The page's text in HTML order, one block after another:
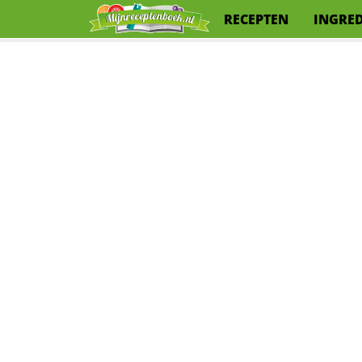
RECEPTEN